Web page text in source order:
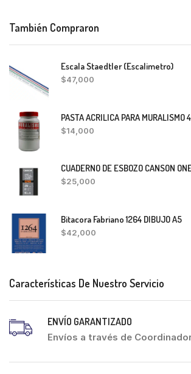
También Compraron
Escala Staedtler (Escalimetro)
$47,000
PASTA ACRILICA PARA MURALISMO
$14,000
CUADERNO DE ESBOZO CANSON
$25,000
Bitacora Fabriano 1264 DIBUJO A5
$42,000
Características De Nuestro Servicio
ENVÍO GARANTIZADO
Envíos a través de